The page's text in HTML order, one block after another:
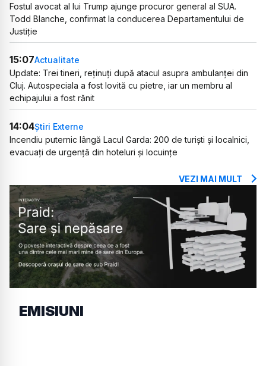
Fostul avocat al lui Trump ajunge procuror general al SUA.
Todd Blanche, confirmat la conducerea Departamentului de
Justiție
15:07Actualitate
Update: Trei tineri, reținuți după atacul asupra ambulanței din
Cluj. Autospeciala a fost lovită cu pietre, iar un membru al
echipajului a fost rănit
14:04Știri Externe
Incendiu puternic lângă Lacul Garda: 200 de turiști și localnici,
evacuați de urgență din hoteluri și locuințe
VEZI MAI MULT
EMISIUNI